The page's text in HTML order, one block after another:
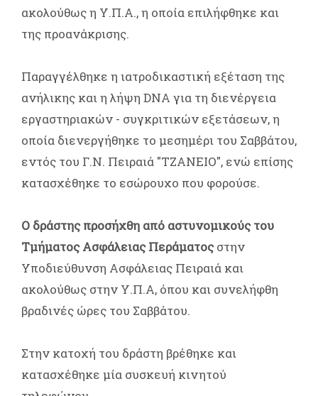
ακολούθως η Υ.Π.Α., η οποία επιλήφθηκε και
της προανάκρισης.
Παραγγέλθηκε η ιατροδικαστική εξέταση της
ανήλικης και η λήψη DNA για τη διενέργεια
εργαστηριακών - συγκριτικών εξετάσεων, η
οποία διενεργήθηκε το μεσημέρι του Σαββάτου,
εντός του Γ.Ν. Πειραιά "ΤΖΑΝΕΙΟ", ενώ επίσης
κατασχέθηκε το εσώρουχο που φορούσε.
Ο δράστης προσήχθη από αστυνομικούς του
Τμήματος Ασφάλειας Περάματοςστην
Υποδιεύθυνση Ασφάλειας Πειραιά και
ακολούθως στην Υ.Π.Α, όπου και συνελήφθη
βραδινές ώρες του Σαββάτου.
Στην κατοχή του δράστη βρέθηκε και
κατασχέθηκε μία συσκευή κινητού